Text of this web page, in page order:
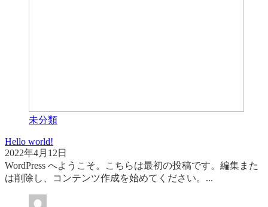
未分類
Hello world!
2022年4月12日
WordPress へようこそ。こちらは最初の投稿です。編集また
は削除し、コンテンツ作成を始めてください。...